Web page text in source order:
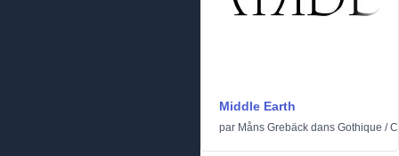
Middle Earth
par Måns Grebäck dans Gothique /